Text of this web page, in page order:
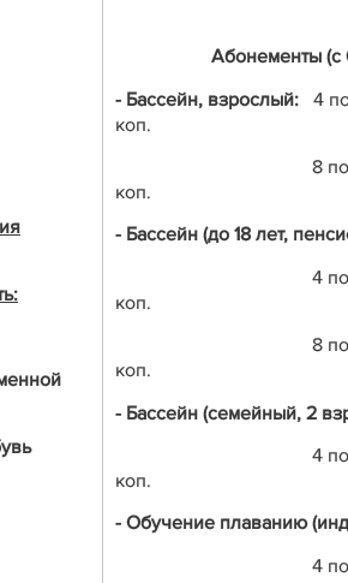
Абонементы (с
- Бассейн, взрослый: 4
коп.
8
коп.
- Бассейн (до 18 лет,
4
коп.
8
коп.
- Бассейн (семейный, 2
4
коп.
- Обучение плаванию
4 посещения